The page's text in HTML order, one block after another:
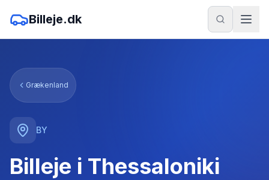
Billeje.dk
Grækenland
BY
Billeje i Thessaloniki